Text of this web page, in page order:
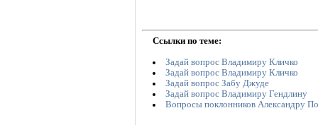
Ссылки по теме:
Задай вопрос Владимиру Кличко
Задай вопрос Владимиру Кличко
Задай вопрос Забу Джуде
Задай вопрос Владимиру Гендлину
Вопросы поклонников Александру